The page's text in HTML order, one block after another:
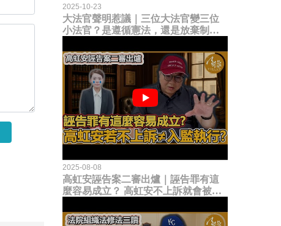
2025-10-23
大法官聲明惹議｜三位大法官變三位
小法官？是遵循憲法，還是放棄制衡
2025-08-08
高虹安誣告案二審出爐｜誣告罪有這
麼容易成立？ 高虹安不上訴就會被